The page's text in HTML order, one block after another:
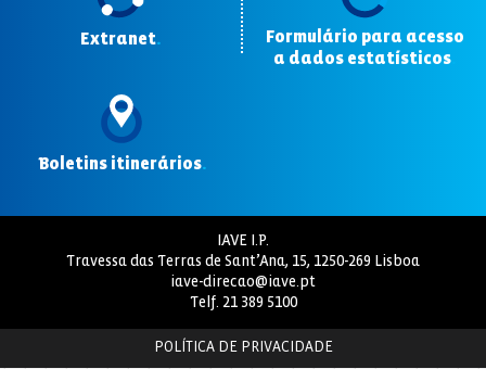
Extranet.
Formulário para acesso
a dados estatísticos
Boletins itinerários.
IAVE I.P.
Travessa das Terras de Sant’Ana, 15, 1250-269 Lisboa
iave-direcao@iave.pt
Telf. 21 389 5100
POLÍTICA DE PRIVACIDADE